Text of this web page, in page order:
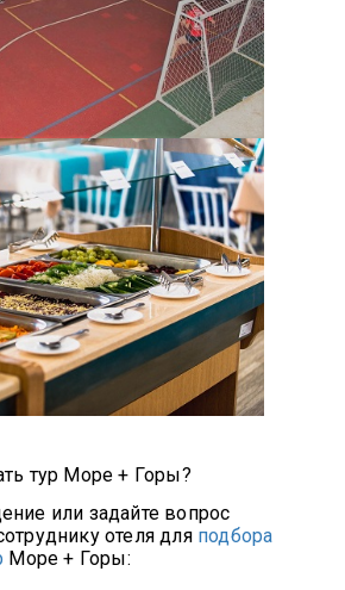
тур Море + Горы?
или задайте вопрос
отеля для подбора
Море + Горы: